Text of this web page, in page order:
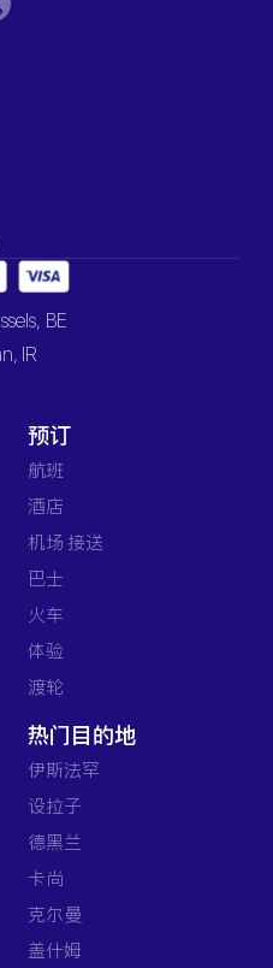
BE
IR
预订
航班
酒店
机场 接送
巴士
火车
体验
渡轮
热门目的地
伊斯法罕
设拉子
德黑兰
卡尚
克尔曼
盖什姆